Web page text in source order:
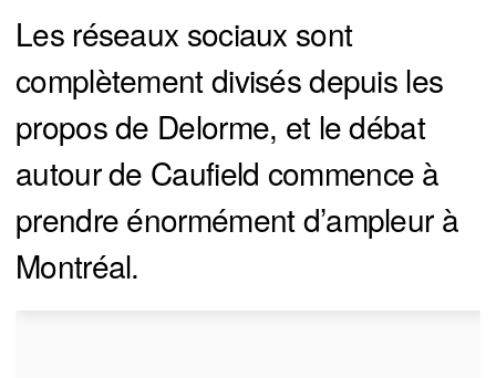
Les réseaux sociaux sont
complètement divisés depuis les
propos de Delorme, et le débat
autour de Caufield commence à
prendre énormément d’ampleur à
Montréal.